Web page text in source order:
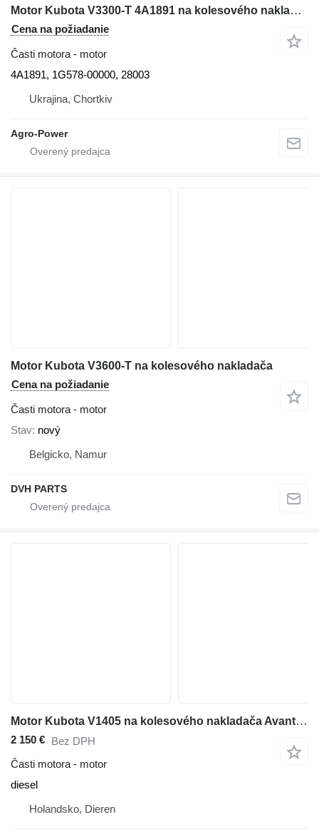
Motor Kubota V3300-T 4A1891 na kolesového nakladača Bobcat
Cena na požiadanie
Časti motora - motor
4A1891, 1G578-00000, 28003
Ukrajina, Chortkiv
Agro-Power
Motor Kubota V3600-T na kolesového nakladača
Cena na požiadanie
Časti motora - motor
Stav nový
Belgicko, Namur
DVH PARTS
Motor Kubota V1405 na kolesového nakladača Avant R 35
2 150 € Bez DPH
Časti motora - motor
diesel
Holandsko, Dieren